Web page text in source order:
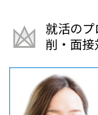
就活の
削・面